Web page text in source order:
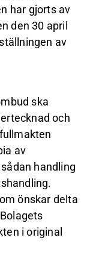
har gjorts av
den 30 april
av
ska
och
av
handling
önskar delta
i original